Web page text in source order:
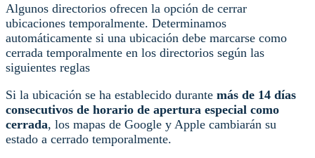
Algunos directorios ofrecen la opción de cerrar
ubicaciones temporalmente. Determinamos
automáticamente si una ubicación debe marcarse como
cerrada temporalmente en los directorios según las
siguientes reglas
Si la ubicación se ha establecido durante más de 14 días
consecutivos de horario de apertura especial como
cerrada, los mapas de Google y Apple cambiarán su
estado a cerrado temporalmente.